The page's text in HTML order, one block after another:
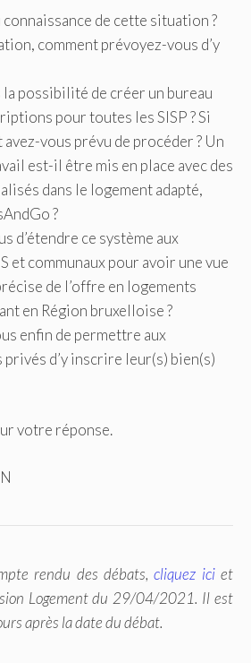
de cette situation ?
comment prévoyez-vous d’y
possibilité de créer un bureau
pour toutes les SISP ? Si
vous prévu de procéder ? Un
est-il être mis en place avec des
dans le logement adapté,
?
d’étendre ce système aux
et communaux pour avoir une vue
de l’offre en logements
en Région bruxelloise ?
enfin de permettre aux
d’y inscrire leur(s) bien(s)
votre réponse.
rendu des débats,cliquez iciet
Logement du 29/04/2021. Il est
après la date du débat.